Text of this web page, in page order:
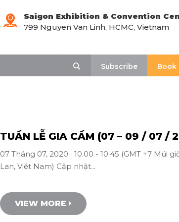
Saigon Exhibition & Convention
799 Nguyen Van Linh, HCMC, Vietnam
Subscribe
Book
TUẦN LỄ GIA CẦM (07 – 09 / 07 /
07 Tháng 07, 2020 10.00 - 10.45 (GMT +7 Múi
Lan, Việt Nam) Cập nhật...
VIEW MORE